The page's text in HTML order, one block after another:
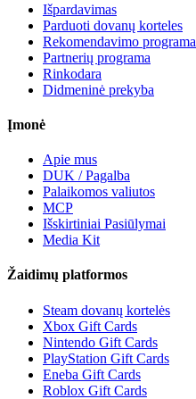
Išpardavimas
Parduoti dovanų korteles
Rekomendavimo programa
Partnerių programa
Rinkodara
Didmeninė prekyba
Įmonė
Apie mus
DUK / Pagalba
Palaikomos valiutos
MCP
Išskirtiniai Pasiūlymai
Media Kit
Žaidimų platformos
Steam dovanų kortelės
Xbox Gift Cards
Nintendo Gift Cards
PlayStation Gift Cards
Eneba Gift Cards
Roblox Gift Cards